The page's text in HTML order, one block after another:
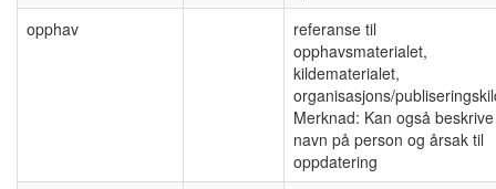
opphav
referanse til
opphavsmaterialet,
kildematerialet,
organisasjons/
Merknad: Kan også beskrive
navn på person og årsak til
oppdatering